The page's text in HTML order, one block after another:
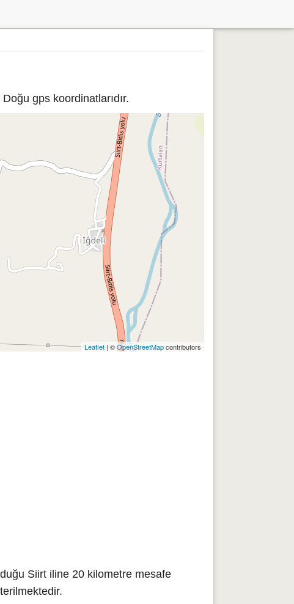
gps koordinatlarıdır.
Leaflet | ©OpenStreetMapcontributors
Siirt iline 20 kilometre mesafe